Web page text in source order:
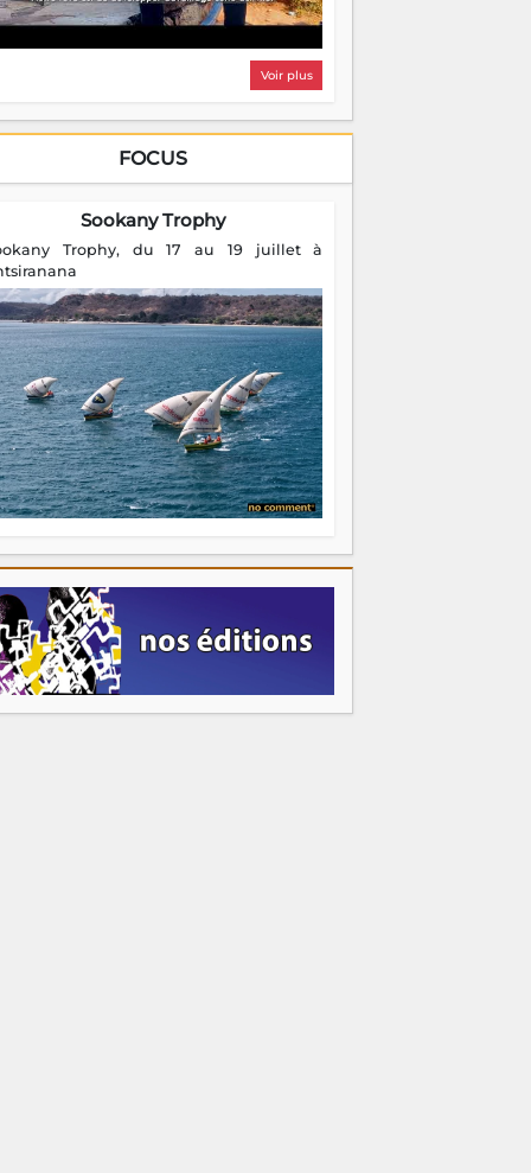
Voir plus
FOCUS
Sookany Trophy
Trophy, du 17 au 19 juillet à